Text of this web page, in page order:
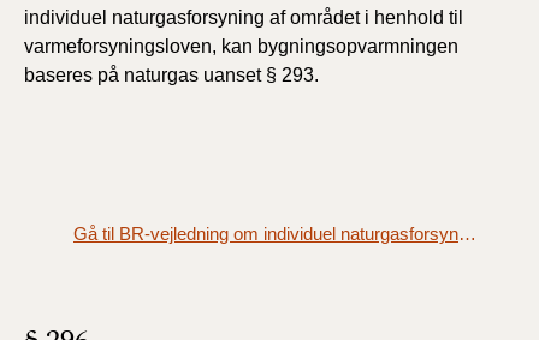
individuel naturgasforsyning af området i henhold til
varmeforsyningsloven, kan bygningsopvarmningen
baseres på naturgas uanset § 293.
Gå til BR-vejledning om individuel naturgasforsyning og vedvarende energi